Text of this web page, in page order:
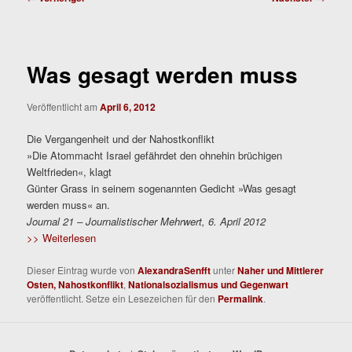
Was gesagt werden muss
Veröffentlicht amApril 6, 2012
Die Vergangenheit und der Nahostkonflikt
»Die Atommacht Israel gefährdet den ohnehin brüchigen
Weltfrieden«, klagt
Günter Grass in seinem sogenannten Gedicht »Was gesagt
werden muss« an.
Journal 21 – Journalistischer Mehrwert, 6. April 2012
>> Weiterlesen
Dieser Eintrag wurde vonAlexandraSenfftunterNaher und Mittlerer
Osten, Nahostkonflikt,Nationalsozialismus und Gegenwart
veröffentlicht. Setze ein Lesezeichen für den Permalink.